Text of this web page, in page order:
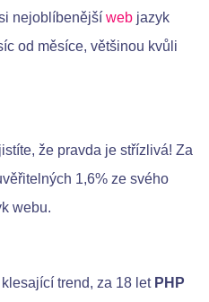
nejoblíbenější web jazyk
od měsíce, většinou kvůli
že pravda je střízlivá! Za
1,6% ze svého
webu.
trend, za 18 let PHP